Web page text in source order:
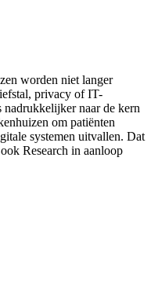
worden niet langer
privacy of IT-
naar de kern
om patiënten
systemen uitvallen. Dat
Research in aanloop